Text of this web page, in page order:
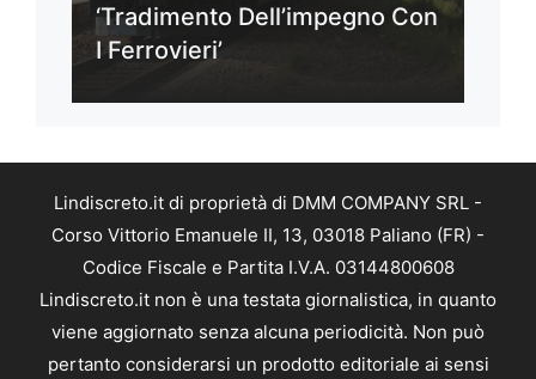
‘Tradimento Dell’impegno Con
I Ferrovieri’
Lindiscreto.it di proprietà di DMM COMPANY SRL -
Corso Vittorio Emanuele II, 13, 03018 Paliano (FR) -
Codice Fiscale e Partita I.V.A. 03144800608
Lindiscreto.it non è una testata giornalistica, in quanto
viene aggiornato senza alcuna periodicità. Non può
pertanto considerarsi un prodotto editoriale ai sensi